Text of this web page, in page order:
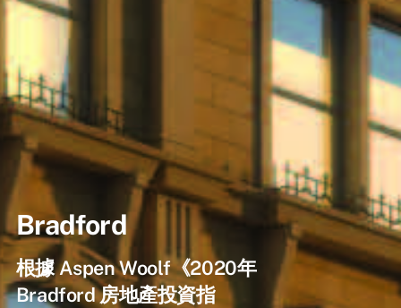
Bradford
根據 Aspen Woolf《2020年
Bradford 房地產投資指